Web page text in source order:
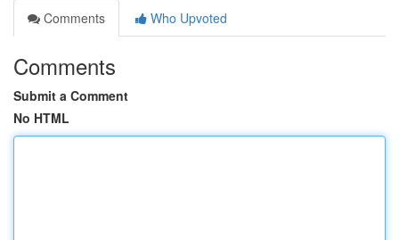
Comments
Who Upvoted
Comments
Submit a Comment
No HTML